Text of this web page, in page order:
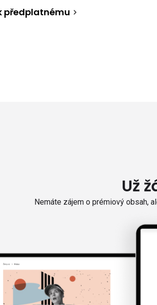
předplatnému
Už
Nemáte zájem o prémiový obsah,